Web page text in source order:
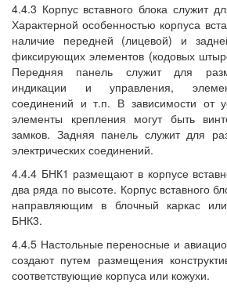
4.4.3 Корпус вставного блока служит
Характерной особенностью корпуса
наличие передней (лицевой) и
фиксирующих элементов (кодовых
Передняя панель служит для
индикации и управления,
соединений и т.п. В зависимости от
элементы крепления могут быть
замков. Задняя панель служит для
электрических соединений.
4.4.4 БНК1 размещают в корпусе
два ряда по высоте. Корпус вставного
направляющим в блочный каркас
БНК3.
4.4.5 Настольные переносные и
создают путем размещения
соответствующие корпуса или кожухи.